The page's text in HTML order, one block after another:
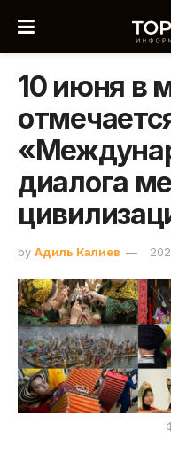
10 июня в
диалога
by Адиль Калиев